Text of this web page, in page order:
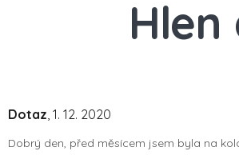
Dotaz, 1. 12. 2020
Dobrý den, před měsícem jsem byla na